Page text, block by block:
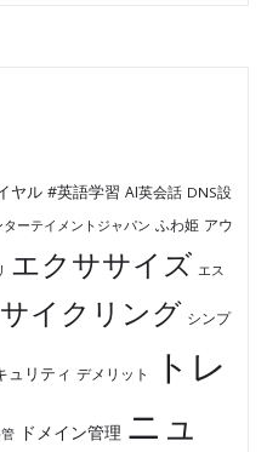
ヤル #英語学習 AI英会話 DNS設
ーテイメントジャパン ふわ姫 アウ
エクササイズ エス
サイクリング シンプ
ュリティ デメリット
トレ
ドメイン管理 ニュ